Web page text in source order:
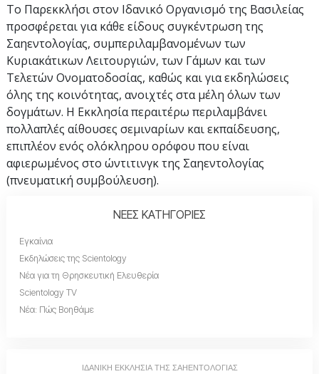
Το Παρεκκλήσι στον Ιδανικό Οργανισμό της Βασιλείας
προσφέρεται για κάθε είδους συγκέντρωση της
Σαηεντολογίας, συμπεριλαμβανομένων των
Κυριακάτικων Λειτουργιών, των Γάμων και των
Τελετών Ονοματοδοσίας, καθώς και για εκδηλώσεις
όλης της κοινότητας, ανοιχτές στα μέλη όλων των
δογμάτων. Η Εκκλησία περαιτέρω περιλαμβάνει
πολλαπλές αίθουσες σεμιναρίων και εκπαίδευσης,
επιπλέον ενός ολόκληρου ορόφου που είναι
αφιερωμένος στο ώντιτινγκ της Σαηεντολογίας
(πνευματική συμβούλευση).
ΝΕΕΣ ΚΑΤΗΓΟΡΙΕΣ
Εγκαίνια
Εκδηλώσεις της Scientology
Νέα για τη Θρησκευτική Ελευθερία
Scientology TV
Νέα: Πώς Βοηθάμε
ΙΔΑΝΙΚΗ ΕΚΚΛΗΣΙΑ ΤΗΣ ΣΑΗΕΝΤΟΛΟΓΙΑΣ